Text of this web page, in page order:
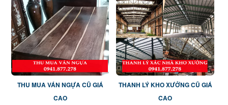
THU MUA VÁN NGỰA CŨ GIÁ
CAO
THANH LÝ KHO XƯỞNG CŨ GIÁ
CAO